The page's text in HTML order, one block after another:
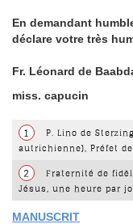
En demandant
déclare votre très
Fr. Léonard de
miss. capucin
1
P. Lino de
autrichienne), Préfet
2
Fraternité de
Jésus, une heure par
MANUSCRIT